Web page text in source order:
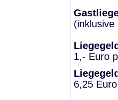
1,- Euro
6,25